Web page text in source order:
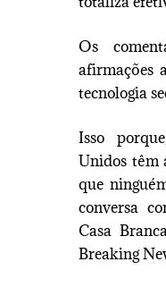
Os
afirmações
tecnologia
Isso
Unidos têm
que
conversa
Casa
Breaking